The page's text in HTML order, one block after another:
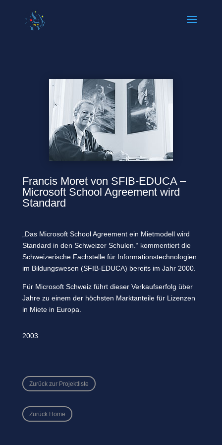
Francis Moret von SFIB-EDUCA –
Microsoft School Agreement wird
Standard
„Das Microsoft School Agreement ein Mietmodell wird
Standard in den Schweizer Schulen.“ kommentiert die
Schweizerische Fachstelle für Informationstechnologien
im Bildungswesen (SFIB-EDUCA) bereits im Jahr 2000.
Für Microsoft Schweiz führt dieser Verkaufserfolg über
Jahre zu einem der höchsten Marktanteile für Lizenzen
in Miete in Europa.
2003
Zurück zur Projektliste
Zurück Home